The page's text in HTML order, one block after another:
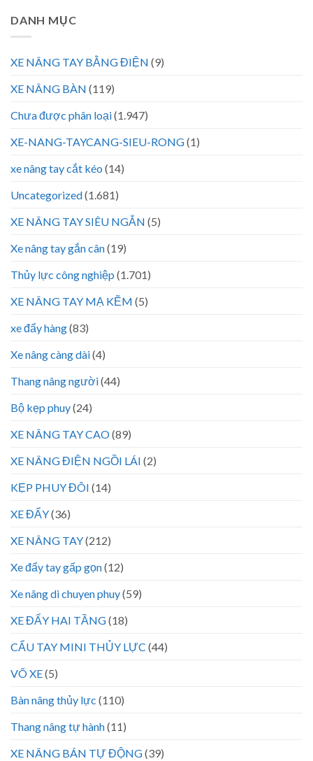
DANH MỤC
XE NÂNG TAY BẰNG ĐIỆN (9)
XE NÂNG BÀN (119)
Chưa được phân loại(1.947)
XE-NANG-TAYCANG-SIEU-RONG(1)
xe nâng tay cắt kéo (14)
Uncategorized(1.681)
XE NÂNG TAY SIÊU NGẮN (5)
Xe nâng tay gắn cân(19)
Thủy lực công nghiệp (1.701)
XE NÂNG TAY MẠ KẼM (5)
xe đẩy hàng(83)
Xe nâng càng dài(4)
Thang nâng người(44)
Bộ kẹp phuy(24)
XE NÂNG TAY CAO(89)
XE NÂNG ĐIỆN NGỒI LÁI (2)
KẸP PHUY ĐÔI (14)
XE ĐẨY(36)
XE NÂNG TAY(212)
Xe đẩy tay gấp gọn(12)
Xe nâng di chuyen phuy(59)
XE ĐẨY HAI TẦNG(18)
CẨU TAY MINI THỦY LỰC (44)
VÕ XE(5)
Bàn nâng thủy lực (110)
Thang nâng tự hành(11)
XE NÂNG BÁN TỰ ĐỘNG(39)